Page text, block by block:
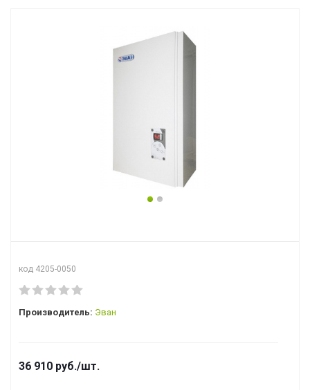
код 4205-0050
Производитель: Эван
36 910 руб./шт.